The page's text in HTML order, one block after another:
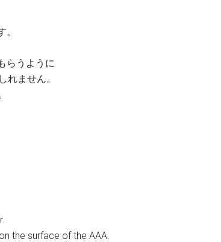
らうように
れません。
the surface of the AAA.